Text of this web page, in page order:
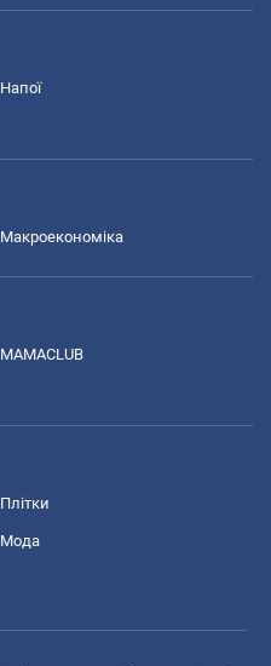
Напої
Макроекономіка
MAMACLUB
Плітки
Мода